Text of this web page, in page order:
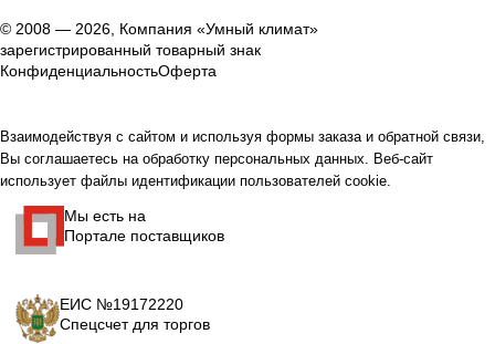
© 2008 — 2026, Компания «Умный климат»
зарегистрированный товарный знак
КонфиденциальностьОферта
Взаимодействуя с сайтом и используя формы заказа и обратной связи,
Вы соглашаетесь на обработку персональных данных. Веб-сайт
использует файлы идентификации пользователей cookie.
Мы есть на
Портале поставщиков
ЕИС №19172220
Спецсчет для торгов